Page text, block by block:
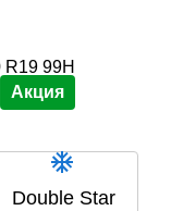
Акция
Double Star